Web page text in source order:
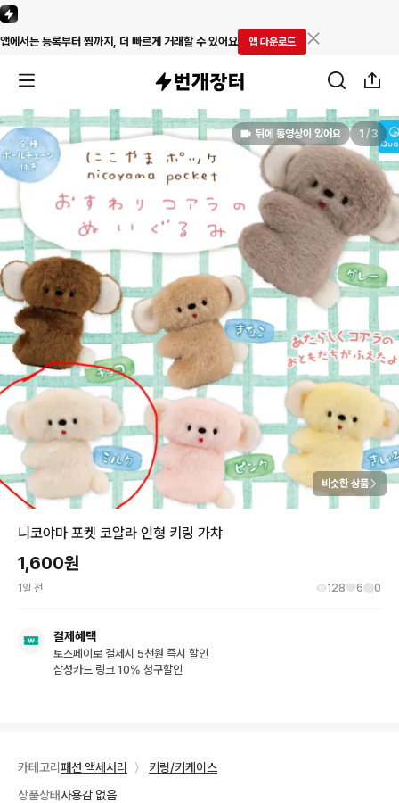
앱에서는 등록부터 찜까지, 더 빠르게 거래할 수 있어요 앱 다운로드
뒤에 동영상이 있어요 1 /3
비슷한 상품
니코야마 포켓 코알라 인형 키링 가챠
1,600원
1일 전 128 6 0
결제혜택
토스페이로 결제시 5천원 즉시 할인
삼성카드 링크 10% 청구할인
카테고리 패션 액세서리 〉
키링/키케이스
상품상태사용감 없음